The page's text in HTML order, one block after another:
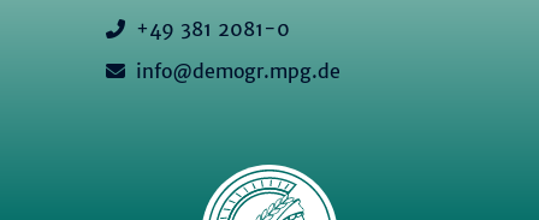
+49 381 2081-0
info@demogr.mpg.de